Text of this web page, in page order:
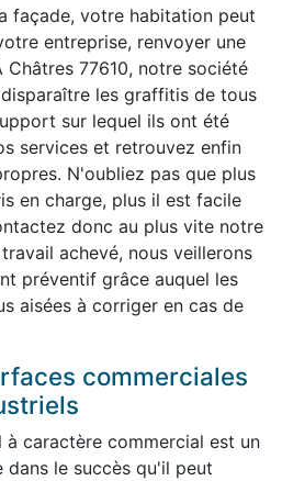
façade, votre habitation peut
entreprise, renvoyer une
Châtres 77610, notre société
les graffitis de tous
sur lequel ils ont été
services et retrouvez enfin
N'oubliez pas que plus
en charge, plus il est facile
donc au plus vite notre
achevé, nous veillerons
préventif grâce auquel les
aisées à corriger en cas de
commerciales
caractère commercial est un
le succès qu'il peut